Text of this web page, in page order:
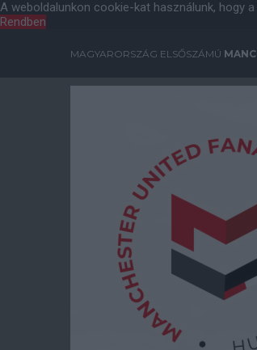
A weboldalunkon cookie-kat használunk, hogy
Rendben
MAGYARORSZÁG ELSŐSZÁMÚ